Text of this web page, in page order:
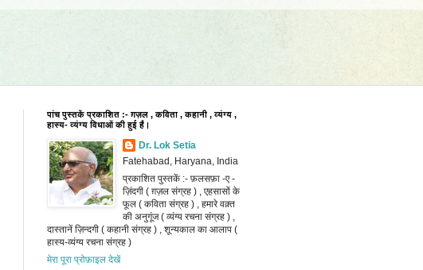
पांच पुस्तकें प्रकाशित :- ग़ज़ल , कविता , कहानी , व्यंग्य ,
हास्य- व्यंग्य विधाओं की हुई हैं।
Dr. Lok Setia
Fatehabad, Haryana, India
प्रकाशित पुस्तकें :- फ़लसफ़ा -ए -
ज़िंदगी ( ग़ज़ल संग्रह ) , एहसासों के
फूल ( कविता संग्रह ) , हमारे वक़्त
की अनुगूंज ( व्यंग्य रचना संग्रह ) ,
दास्तानें ज़िन्दगी ( कहानी संग्रह ) , शून्यकाल का आलाप (
हास्य-व्यंग्य रचना संग्रह )
मेरा पूरा प्रोफ़ाइल देखें